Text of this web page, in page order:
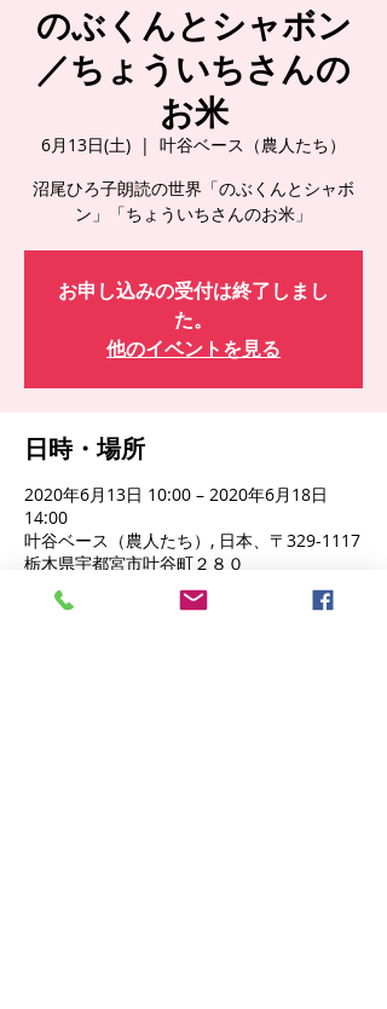
のぶくんとシャボン
／ちょういちさんの
お米
6月13日(土)
  |
叶谷ベース（農人たち）
沼尾ひろ子朗読の世界「のぶくんとシャボ
ン」「ちょういちさんのお米」
お申し込みの受付は終了しまし
た。
他のイベントを見る
日時・場所
2020年6月13日 10:00 – 2020年6月18日
14:00
叶谷ベース（農人たち）, 日本、〒329-1117
栃木県宇都宮市叶谷町２８０